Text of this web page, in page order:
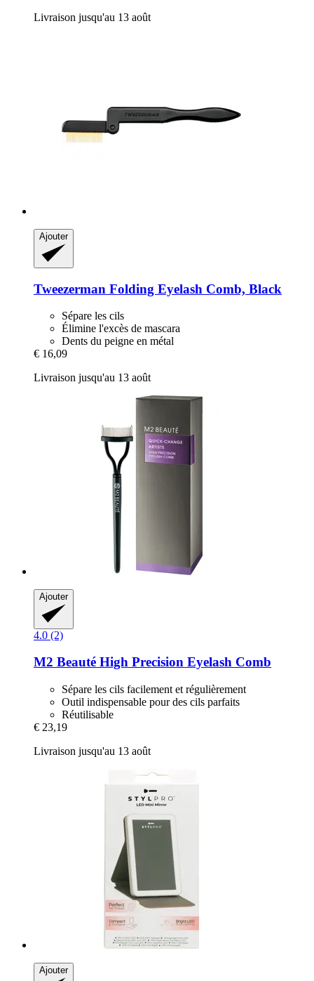
Livraison jusqu'au 13 août
Ajouter
Tweezerman Folding Eyelash Comb, Black
Sépare les cils
Élimine l'excès de mascara
Dents du peigne en métal
€ 16,09
Livraison jusqu'au 13 août
Ajouter
4.0 (2)
M2 Beauté High Precision Eyelash Comb
Sépare les cils facilement et régulièrement
Outil indispensable pour des cils parfaits
Réutilisable
€ 23,19
Livraison jusqu'au 13 août
Ajouter